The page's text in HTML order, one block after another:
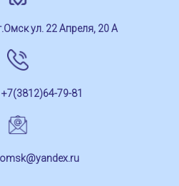
ул. 22 Апреля, 20 А
79-81